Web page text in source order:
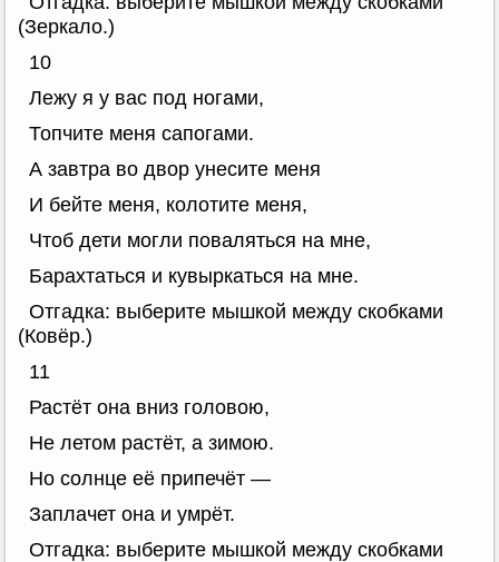
(Зеркало.)
10
Лежу я у вас под ногами,
Топчите меня сапогами.
А завтра во двор унесите меня
И бейте меня, колотите меня,
Чтоб дети могли поваляться на мне,
Барахтаться и кувыркаться на мне.
Отгадка: выберите мышкой между скобками
(Ковёр.)
11
Растёт она вниз головою,
Не летом растёт, а зимою.
Но солнце её припечёт —
Заплачет она и умрёт.
Отгадка: выберите мышкой между скобками